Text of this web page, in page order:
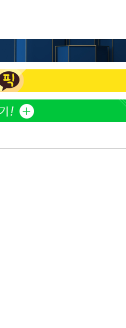
홍서범♥조갑경, 아들 불륜
과 후 근황…밝은 미소
2
모 살해
3
[속보]이 대통령, '호우피
4개 면 특별재난지역 선포
4